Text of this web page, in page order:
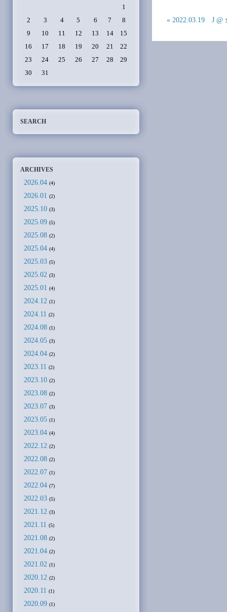
« 2022.03.19 J @
1
2
3 4 5 6 7
8
9
10 11 12 13 14
15
16
17 18 19 20 21
22
23
24 25 26 27 28
29
30
31
SEARCH
ARCHIVES
2026.04 (4)
2026.01 (2)
2025.10 (3)
2025.09 (5)
2025.08 (2)
2025.04 (4)
2025.03 (5)
2025.02 (3)
2025.01 (4)
2024.12 (1)
2024.11 (2)
2024.08 (1)
2024.05 (3)
2024.04 (2)
2023.11 (2)
2023.10 (2)
2023.08 (2)
2023.07 (3)
2023.05 (1)
2023.04 (4)
2022.12 (2)
2022.08 (2)
2022.07 (1)
2022.04 (7)
2022.03 (5)
2021.12 (3)
2021.11 (5)
2021.08 (2)
2021.04 (2)
2021.02 (1)
2020.12 (2)
2020.11 (1)
2020.09 (1)